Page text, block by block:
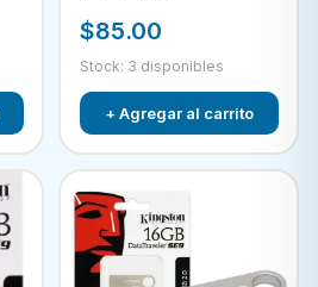
$85.00
Stock: 3 disponibles
+ Agregar al carrito